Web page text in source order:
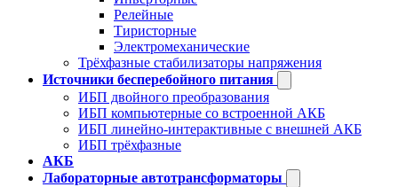
Релейные
Тиристорные
Электромеханические
Трёхфазные стабилизаторы напряжения
Источники бесперебойного питания
ИБП двойного преобразования
ИБП компьютерные со встроенной АКБ
ИБП линейно-интерактивные с внешней АКБ
ИБП трёхфазные
АКБ
Лабораторные автотрансформаторы